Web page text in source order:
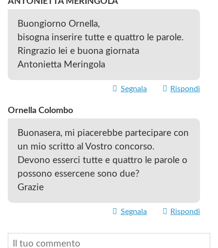
Buongiorno Ornella,
bisogna inserire tutte e quattro le parole.
Ringrazio lei e buona giornata
Antonietta Meringola
Segnala Rispondi
Ornella Colombo
Buonasera, mi piacerebbe partecipare con
un mio scritto al Vostro concorso.
Devono esserci tutte e quattro le parole o
possono essercene sono due?
Grazie
Segnala Rispondi